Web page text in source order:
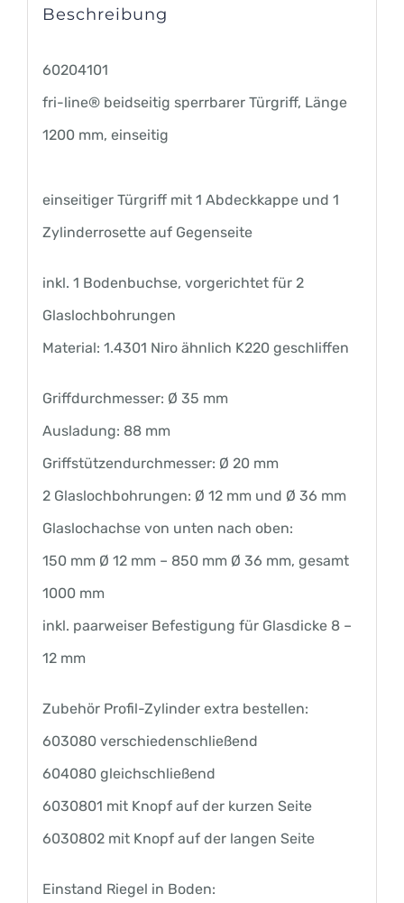
Beschreibung
60204101
fri-line® beidseitig sperrbarer Türgriff, Länge
1200 mm, einseitig
einseitiger Türgriff mit 1 Abdeckkappe und 1
Zylinderrosette auf Gegenseite
inkl. 1 Bodenbuchse, vorgerichtet für 2
Glaslochbohrungen
Material: 1.4301 Niro ähnlich K220 geschliffen
Griffdurchmesser: Ø 35 mm
Ausladung: 88 mm
Griffstützendurchmesser: Ø 20 mm
2 Glaslochbohrungen: Ø 12 mm und Ø 36 mm
Glaslochachse von unten nach oben:
150 mm Ø 12 mm – 850 mm Ø 36 mm, gesamt
1000 mm
inkl. paarweiser Befestigung für Glasdicke 8 –
12 mm
Zubehör Profil-Zylinder extra bestellen:
603080 verschiedenschließend
604080 gleichschließend
6030801 mit Knopf auf der kurzen Seite
6030802 mit Knopf auf der langen Seite
Einstand Riegel in Boden: